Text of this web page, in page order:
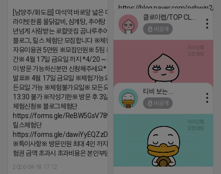
https://blog.naver.com/pshwin2/
2026-04-18 17:12
[남양주/화도읍] 마석역 바로앞 넓은 매장과, 프
라이빗한룸 물닭갈비, 삼계탕, 추어탕 맛집 10
년넘게 사랑받는 로컬맛집 곰나루추어탕에서
블로그, 릴스 체험단 모집합니다 ※체험메뉴※
자유이용권 5만원 ※모집인원※ 5팀 ※모집기
간※ 4월 17일 금요일 까지 *4/20 ~ 4/26 사
이 방문 가능하신분만 신청해주세요* ※체험단
발표※ 4월 17일 금요일 ※체험가능요일※ 모
든요일 가능 ※체험불가요일※ 모든요일 12 ~
13:30 불가 ※작성기한※ 방문 후 3일 이내 ※
체험신청※ 블로그체험단
https://forms.gle/ReBW5GsV789ur2Pz6
릴스체험단
https://forms.gle/dawiYyEQZzDdqf8W8
※특이사항※ 방문인원 최대 4인 까지 가능 체
험권 금액 초과시 초과비용은 본인부담입니다.
2026-04-18 17:12
비공개
2026-04-18 17:05
비공개